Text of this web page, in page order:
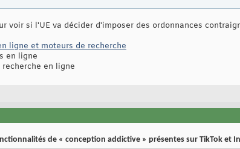
voir si l'UE va décider d'imposer des ordonnances
ligne et moteurs de recherche
en ligne
recherche en ligne
de « conception addictive » présentes sur TikTok et